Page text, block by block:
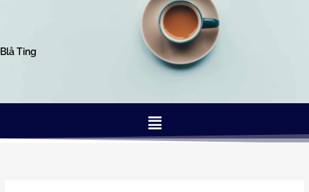
Blå Ting
Menu